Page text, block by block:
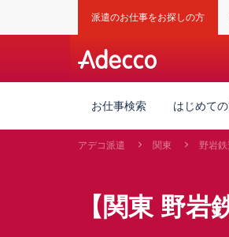
派遣のお仕事をお探しの方
お仕事検索 はじめて
アデコ派遣 関東 野岩
【関東 野